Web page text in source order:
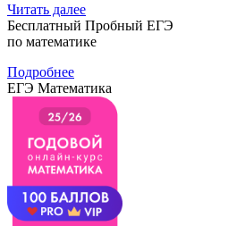
Читать далее
Бесплатный Пробный ЕГЭ
по математике
Подробнее
ЕГЭ Математика